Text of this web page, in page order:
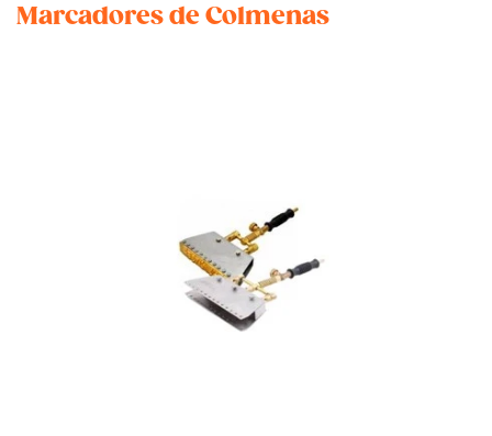
Marcadores de Colmenas